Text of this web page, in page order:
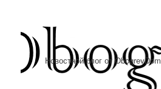
Новостной блог от ObogrevDom